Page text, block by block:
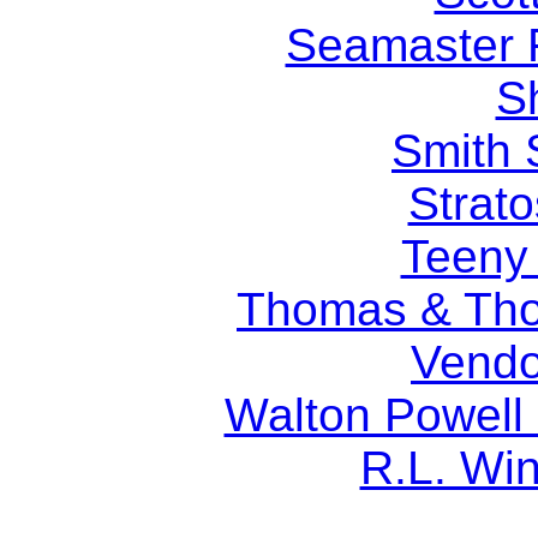
Seamaster
Smith
Thomas &
Walton
R.L.